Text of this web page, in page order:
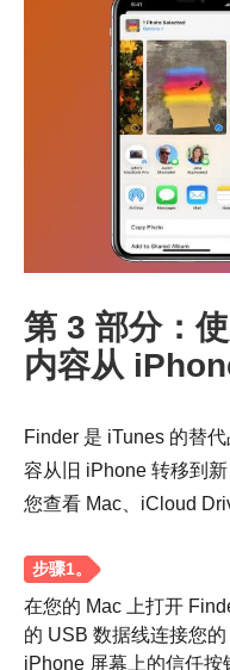
第 3 部分：
内容从
Finder 是 iTunes 的替
容从旧 iPhone 转移到
您查看 Mac、iCloud
在您的 Mac 上打开
的 USB 数据线连接您
iPhone 屏幕上的信任按